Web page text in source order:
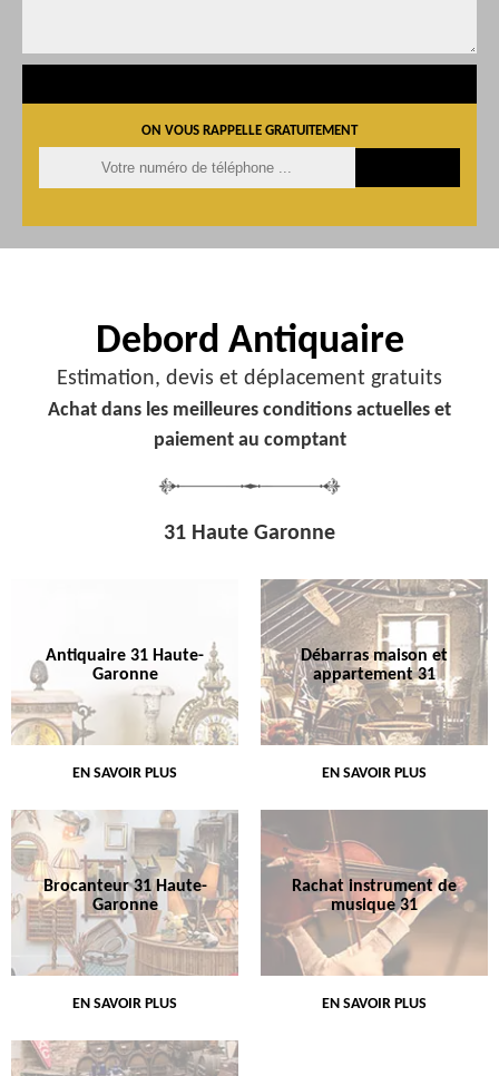
ON VOUS RAPPELLE GRATUITEMENT
Debord Antiquaire
Estimation, devis et déplacement gratuits
Achat dans les meilleures conditions actuelles et
paiement au comptant
31 Haute Garonne
Antiquaire 31 Haute-
Garonne
EN SAVOIR PLUS
Débarras maison et
appartement 31
EN SAVOIR PLUS
Brocanteur 31 Haute-
Garonne
EN SAVOIR PLUS
Rachat instrument de
musique 31
EN SAVOIR PLUS